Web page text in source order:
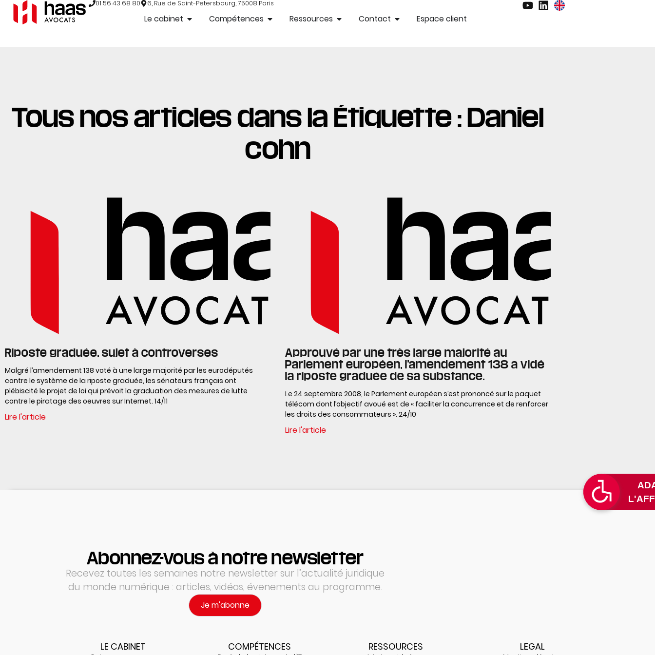
01 56 43 68 80 6, Rue de Saint-Petersbourg, 75008 Paris
Le cabinet Compétences Ressources Contact Espace client
Tous nos articles dans la Étiquette : Daniel
cohn
Riposte graduée, sujet à controverses
Malgré l’amendement 138 voté à une large majorité par les eurodéputés
contre le système de la riposte graduée, les sénateurs français ont
plébiscité le projet de loi qui prévoit la graduation des mesures de lutte
contre le piratage des oeuvres sur Internet. 14/11
Lire l'article
Approuvé par une très large majorité au
Parlement européen, l’amendement 138 a vidé
la riposte graduée de sa substance.
Le 24 septembre 2008, le Parlement européen s’est prononcé sur le paquet
télécom dont l’objectif avoué est de « faciliter la concurrence et de renforcer
les droits des consommateurs ». 24/10
Lire l'article
Abonnez-vous à notre newsletter
Recevez toutes les semaines notre newsletter sur l’actualité juridique
du monde numérique : articles, vidéos, évenements au programme.
Je m'abonne
LE CABINET COMPÉTENCES RESSOURCES LEGAL